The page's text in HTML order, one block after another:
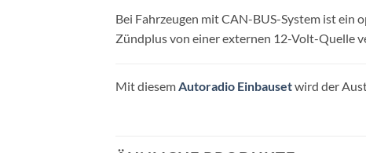
Bei Fahrzeugen mit CAN-BUS-System ist
Zündplus von einer externen 12-Volt-Quelle
Mit diesemAutoradio Einbausetwird der